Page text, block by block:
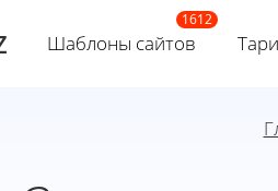
Шаблоны сайтов